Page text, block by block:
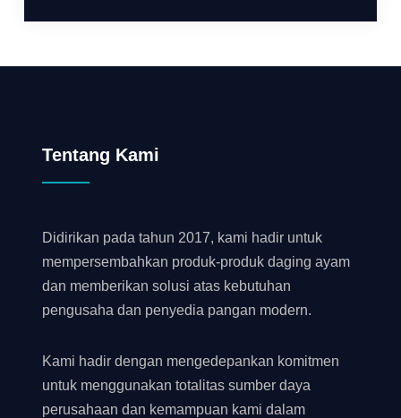
Tentang Kami
Didirikan pada tahun 2017, kami hadir untuk
mempersembahkan produk-produk daging ayam
dan memberikan solusi atas kebutuhan
pengusaha dan penyedia pangan modern.
Kami hadir dengan mengedepankan komitmen
untuk menggunakan totalitas sumber daya
perusahaan dan kemampuan kami dalam